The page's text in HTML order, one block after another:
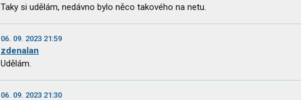
Taky si udělám, nedávno bylo něco takového na netu.
06. 09. 2023 21:59
zdenalan
Udělám.
06. 09. 2023 21:30